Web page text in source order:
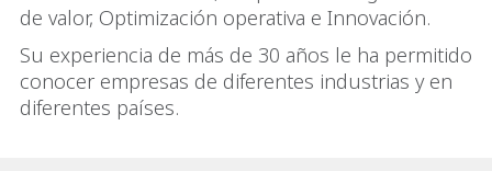
de valor, Optimización operativa e Innovación.
Su experiencia de más de 30 años le ha permitido
conocer empresas de diferentes industrias y en
diferentes países.